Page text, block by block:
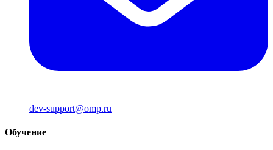
dev-support@omp.ru
Обучение